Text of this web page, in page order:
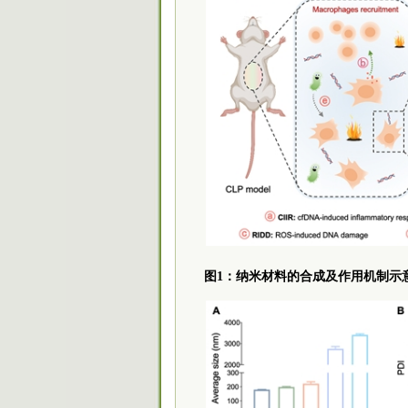
图1：纳米材料的合成及作用机制示